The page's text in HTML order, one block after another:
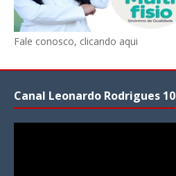
Fale conosco, clicando aqui
Canal Leonardo Rodrigues 10